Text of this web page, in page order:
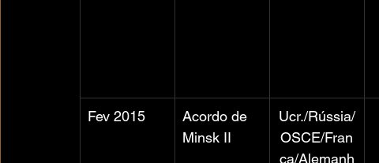
Fev 2015
Acordo de
Minsk II
Ucr./Rússia/
OSCE/Fran
ça/Alemanh